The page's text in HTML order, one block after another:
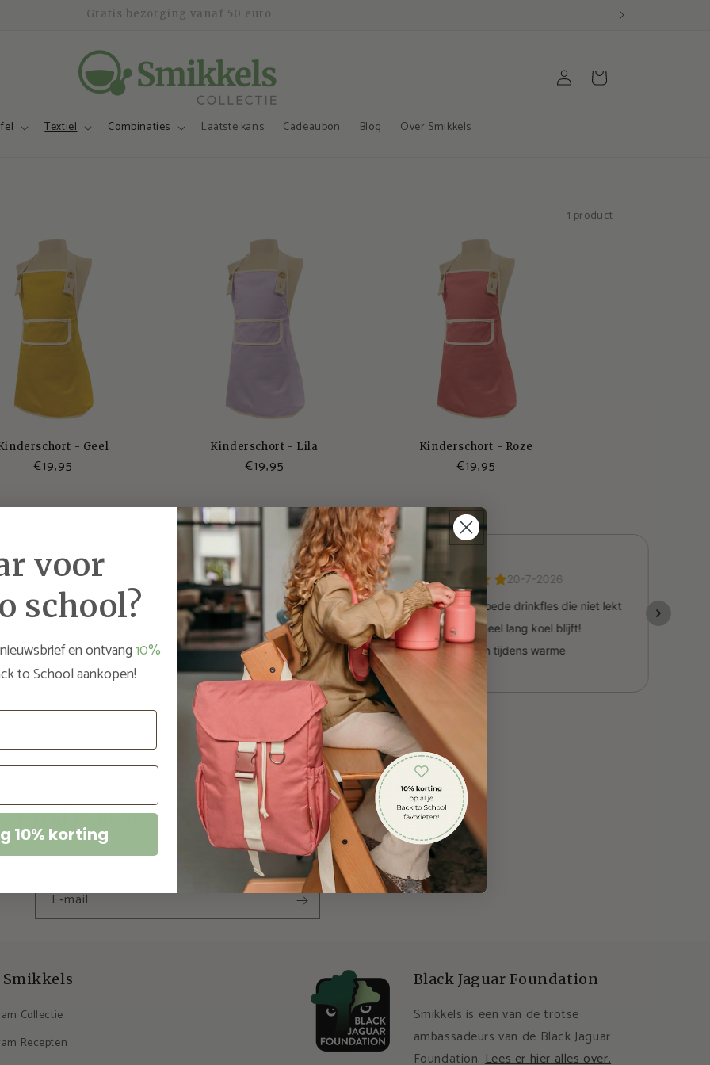
Veilig betalen en 30 dagen bedenktijd
Textiel Combinaties Laatste kans Cadeaubon Blog Over Smikkels
InloggenWinkelwagen
1 product
- Geel
Normale
€19,95
Kinderschort - Lila
Normale
€19,95
Kinderschort - Roze
Normale
€19,95
Schrijf je in voor onze nieuwsbrief!
als eerste updates over nieuwe collecties en exclusieve aanbiedingen.
E‑mail
Smikkels
Collectie
Recepten
Black Jaguar Foundation
Smikkels is een van de trotse
ambassadeurs van de Black Jaguar
Foundation. Lees er hier alles over.
voor
school?
en ontvang10%
to School aankopen!
10% korting